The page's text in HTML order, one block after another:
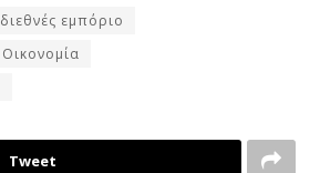
διεθνές εμπόριο
Οικονομία
Tweet